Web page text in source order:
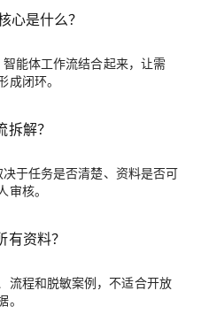
心是什么？
能体工作流结合起来，让需
闭环。
解？
于任务是否清楚、资料是否可
核。
资料？
流程和脱敏案例，不适合开放